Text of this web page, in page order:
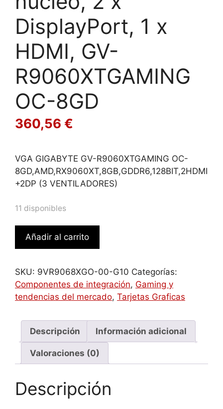
DisplayPort, 1 x
HDMI, GV-
R9060XTGAMING
OC-8GD
360,56 €
VGA GIGABYTE GV-R9060XTGAMING OC-
8GD,AMD,RX9060XT,8GB,GDDR6,128BIT,2HDMI
+2DP (3 VENTILADORES)
11 disponibles
GIGABYTE
Radeon
9060
XT
GAMING
8G
Tarjeta
Gráfica
GDDR6,
128bit,
Añadir al carrito
SKU: 9VR9068XGO-00-G10 Categorías:
Componentes de integración, Gaming y
tendencias del mercado, Tarjetas Graficas
Descripción Información adicional
Valoraciones (0)
Descripción